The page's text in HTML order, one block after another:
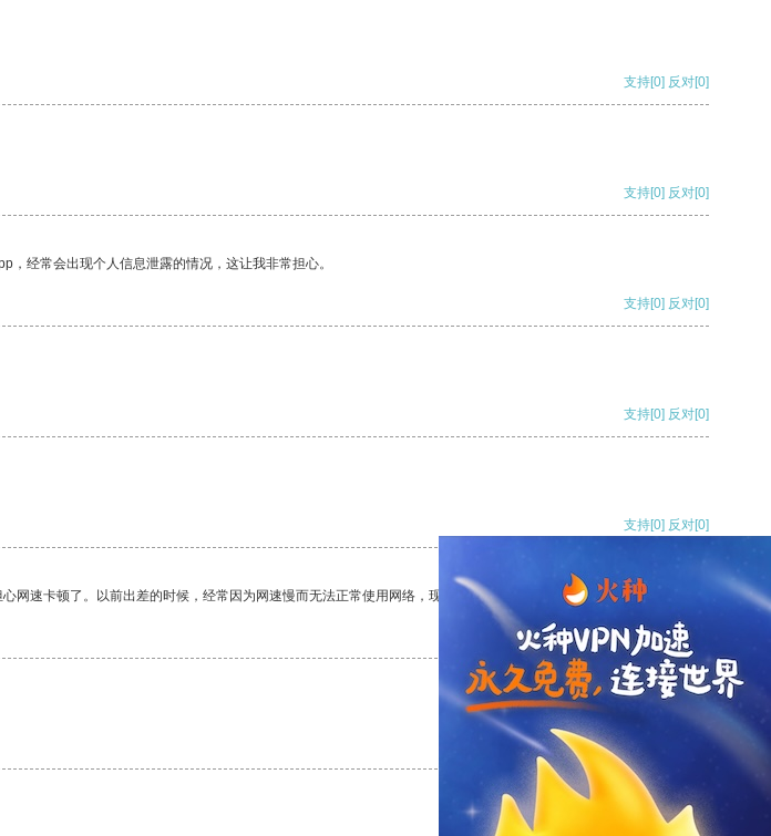
支持[0] 反对[0]
支持[0] 反对[0]
经常会出现个人信息泄露的情况，这让我非常担心。
支持[0] 反对[0]
支持[0] 反对[0]
支持[0] 反对[0]
速卡顿了。以前出差的时候，经常因为网速慢而无法正常使用网络，现在有了这个app，我再也不用担心了。
支持[0] 反对
支持